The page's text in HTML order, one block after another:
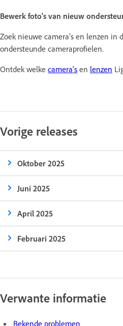
Bewerk foto's van nieuw
Zoek nieuwe camera's en lenzen in
ondersteunde cameraprofielen.
Ontdek welke camera's en lenzen
Vorige releases
Oktober 2025
Juni 2025
April 2025
Februari 2025
Verwante informatie
Bekende problemen